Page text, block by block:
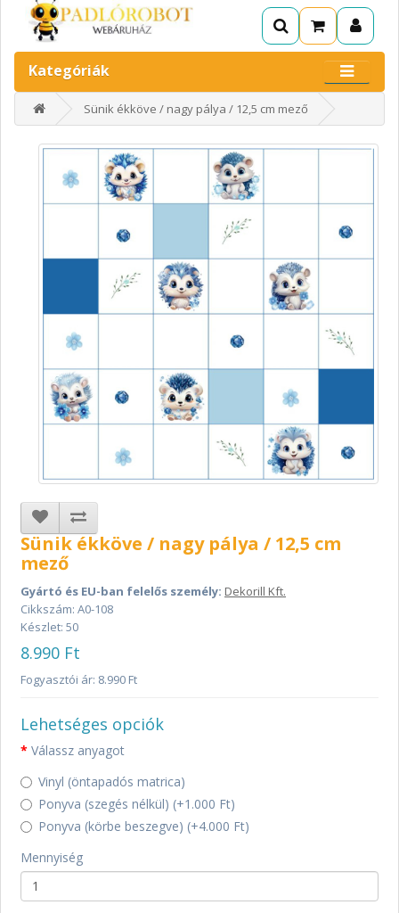
Kategóriák
Sünik ékköve / nagy pálya / 12,5 cm mező
Sünik ékköve / nagy pálya / 12,5 cm
mező
Gyártó és EU-ban felelős személy: Dekorill Kft.
Cikkszám: A0-108
Készlet: 50
8.990 Ft
Fogyasztói ár: 8.990 Ft
Lehetséges opciók
Válassz anyagot
Vinyl (öntapadós matrica)
Ponyva (szegés nélkül) (+1.000 Ft)
Ponyva (körbe beszegve) (+4.000 Ft)
Mennyiség